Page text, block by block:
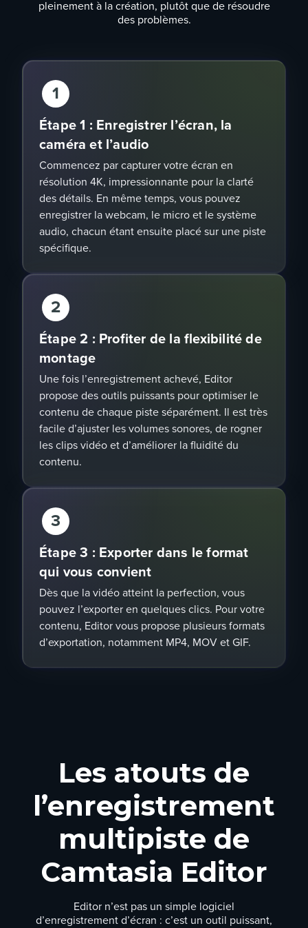
pleinement à la création, plutôt que de résoudre
des problèmes.
1
Étape 1 : Enregistrer l’écran, la
caméra et l’audio
Commencez par capturer votre écran en
résolution 4K, impressionnante pour la clarté
des détails. En même temps, vous pouvez
enregistrer la webcam, le micro et le système
audio, chacun étant ensuite placé sur une piste
spécifique.
2
Étape 2 : Profiter de la flexibilité de
montage
Une fois l’enregistrement achevé, Editor
propose des outils puissants pour optimiser le
contenu de chaque piste séparément. Il est très
facile d’ajuster les volumes sonores, de rogner
les clips vidéo et d’améliorer la fluidité du
contenu.
3
Étape 3 : Exporter dans le format
qui vous convient
Dès que la vidéo atteint la perfection, vous
pouvez l’exporter en quelques clics. Pour votre
contenu, Editor vous propose plusieurs formats
d’exportation, notamment MP4, MOV et GIF.
Les atouts de
l’enregistrement
multipiste de
Camtasia Editor
Editor n’est pas un simple logiciel
d’enregistrement d’écran : c’est un outil puissant,